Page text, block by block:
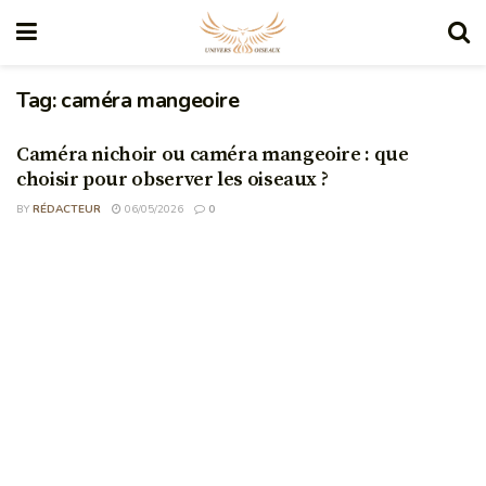
Tag:caméra mangeoire
Caméra nichoir ou caméra mangeoire : que
choisir pour observer les oiseaux ?
BY RÉDACTEUR 06/05/2026 0